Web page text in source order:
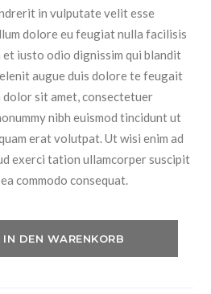
in vulputate velit esse
dolore eu feugiat nulla facilisis
et iusto odio dignissim qui blandit
augue duis dolore te feugait
dolor sit amet, consectetuer
nibh euismod tincidunt ut
erat volutpat. Ut wisi enim ad
exerci tation ullamcorper suscipit
commodo consequat.
IN DEN WARENKORB